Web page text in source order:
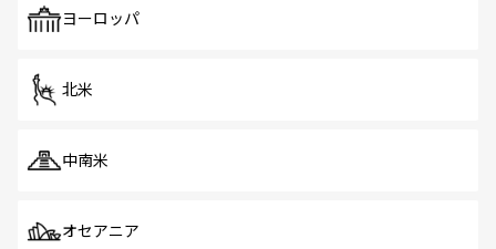
で、ホーカーズは地元の風情を楽しめる外せないスポット
ヨーロッパ
北米
中南米
オセアニア